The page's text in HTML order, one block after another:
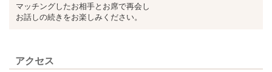
マッチングしたお相手とお席で再会し
お話しの続きをお楽しみください。
アクセス